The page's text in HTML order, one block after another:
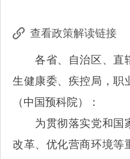
查看政策解读链接
各省、自治区、直
生健康委、疾控局，职
（中国预科院）：
为贯彻落实党和国
改革、优化营商环境等